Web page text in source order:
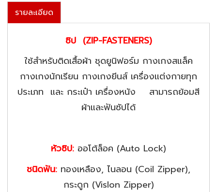
รายละเอียด
ซิป (ZIP-FASTENERS)
ใช้สำหรับติดเสื้อผ้า ชุดยูนิฟอร์ม กางเกงสแล็ค
กางเกงนักเรียน กางเกงยีนส์ เครื่องแต่งกายทุก
ประเภท และ กระเป๋า เครื่องหนัง สามารถย้อมสี
ผ้าและฟันซัปได้
หัวซิป: ออโต้ล็อค (Auto Lock)
ชนิดฟัน: ทองเหลือง, ไนลอน (Coil Zipper),
กระดูก (Vislon Zipper)